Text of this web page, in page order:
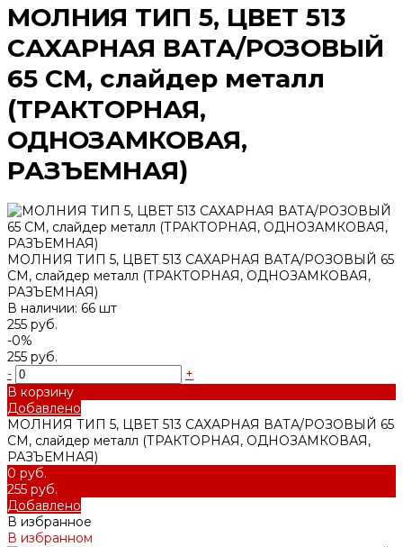
МОЛНИЯ ТИП 5, ЦВЕТ 513
САХАРНАЯ ВАТА/РОЗОВЫЙ
65 СМ, слайдер металл
(ТРАКТОРНАЯ,
ОДНОЗАМКОВАЯ,
РАЗЪЕМНАЯ)
МОЛНИЯ ТИП 5, ЦВЕТ 513 САХАРНАЯ ВАТА/РОЗОВЫЙ 65
СМ, слайдер металл (ТРАКТОРНАЯ, ОДНОЗАМКОВАЯ,
РАЗЪЕМНАЯ)
В наличии: 66 шт
255 руб.
-0%
255 руб.
-
+
В корзину
Добавлено
МОЛНИЯ ТИП 5, ЦВЕТ 513 САХАРНАЯ ВАТА/РОЗОВЫЙ 65
СМ, слайдер металл (ТРАКТОРНАЯ, ОДНОЗАМКОВАЯ,
РАЗЪЕМНАЯ)
0 руб.
255 руб.
Добавлено
В избранное
В избранном